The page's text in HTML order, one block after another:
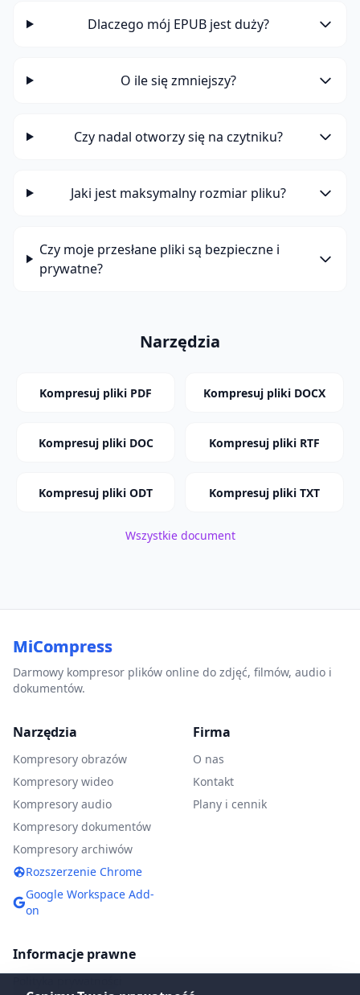
Dlaczego mój EPUB jest duży?
O ile się zmniejszy?
Czy nadal otworzy się na czytniku?
Jaki jest maksymalny rozmiar pliku?
Czy moje przesłane pliki są bezpieczne i
prywatne?
Narzędzia
Kompresuj pliki PDF Kompresuj pliki DOCX
Kompresuj pliki DOC Kompresuj pliki RTF
Kompresuj pliki ODT Kompresuj pliki TXT
Wszystkie document
MiCompress
Darmowy kompresor plików online do zdjęć, filmów, audio i
dokumentów.
Narzędzia
Kompresory obrazów
Kompresory wideo
Kompresory audio
Kompresory dokumentów
Kompresory archiwów
Rozszerzenie Chrome
Google Workspace Add-
on
Firma
O nas
Kontakt
Plany i cennik
Informacje prawne